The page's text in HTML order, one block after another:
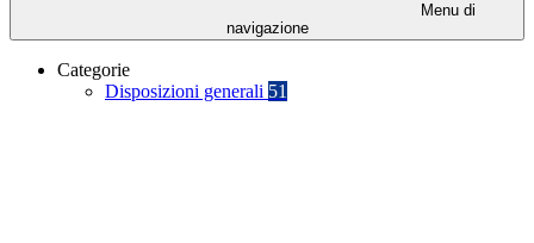
Menu di
navigazione
Categorie
Disposizioni generali 51